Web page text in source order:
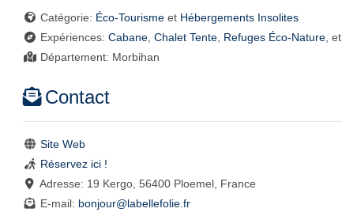
Catégorie: Éco-Tourismeet Hébergements Insolites
Expériences: Cabane, Chalet Tente, Refuges Éco-Nature, et
Département: Morbihan
Contact
Site Web
Réservez ici !
Adresse: 19 Kergo, 56400 Ploemel, France
E-mail: bonjour@labellefolie.fr